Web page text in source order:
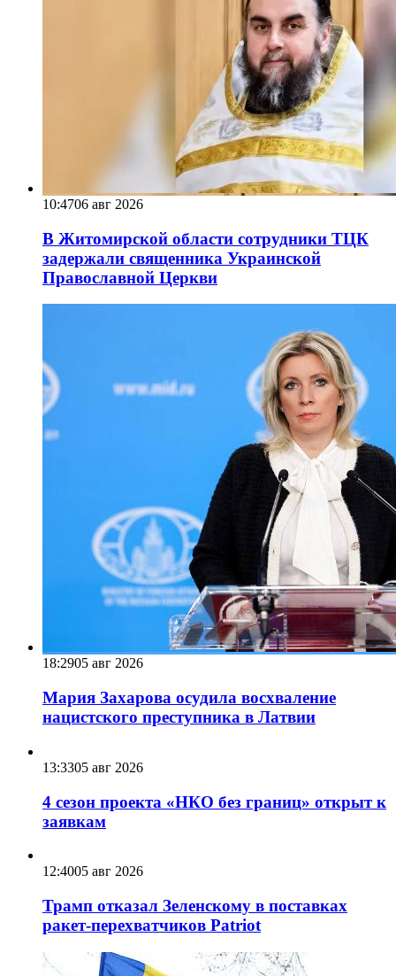
10:4706 авг 2026
В Житомирской области сотрудники ТЦК
задержали священника Украинской
Православной Церкви
18:2905 авг 2026
Мария Захарова осудила восхваление
нацистского преступника в Латвии
13:3305 авг 2026
4 сезон проекта «НКО без границ» открыт к
заявкам
12:4005 авг 2026
Трамп отказал Зеленскому в поставках
ракет-перехватчиков Patriot